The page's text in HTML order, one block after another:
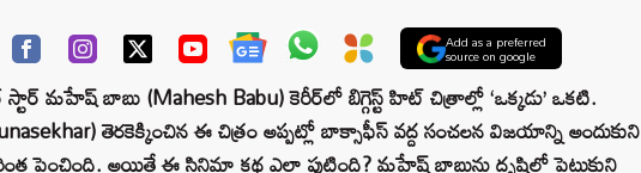
Add as a preferred
source on google
మహేష్ బాబు (Mahesh Babu) కెరీర్‌లో బిగ్గెస్ట్ హిట్ చిత్రాల్లో ‘ఒక్కడు’ ఒకటి.
తెరకెక్కించిన ఈ చిత్రం అప్పట్లో బాక్సాఫీస్ వద్ద సంచలన విజయాన్ని అందుకుని
పెంచింది. అయితే ఈ సినిమా కథ ఎలా పుట్టింది? మహేష్ బాబును దృష్టిలో పెట్టుకుని